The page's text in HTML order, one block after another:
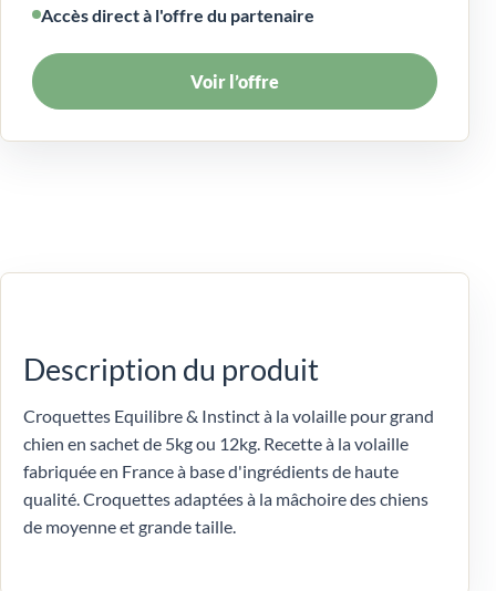
Accès direct à l'offre du partenaire
Voir l’offre
Description du produit
Croquettes Equilibre & Instinct à la volaille pour grand
chien en sachet de 5kg ou 12kg. Recette à la volaille
fabriquée en France à base d'ingrédients de haute
qualité. Croquettes adaptées à la mâchoire des chiens
de moyenne et grande taille.